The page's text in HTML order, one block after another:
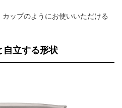
ップのようにお使いいただける
立する形状